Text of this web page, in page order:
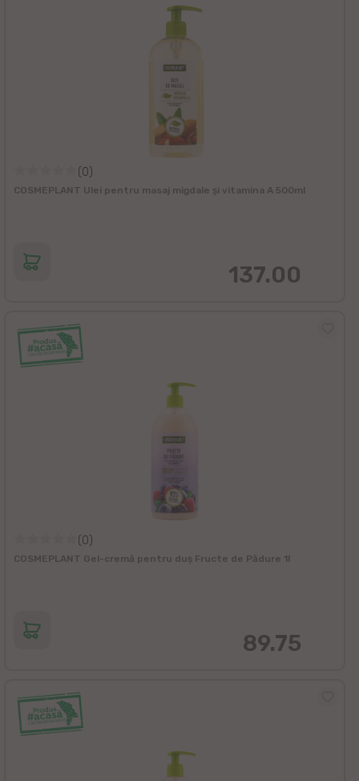
(0)
COSMEPLANT Ulei pentru masaj migdale și vitamina A 500ml
137.00
(0)
COSMEPLANT Gel-cremă pentru duș Fructe de Pădure 1l
89.75